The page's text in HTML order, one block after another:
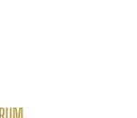
Rekreacyjne